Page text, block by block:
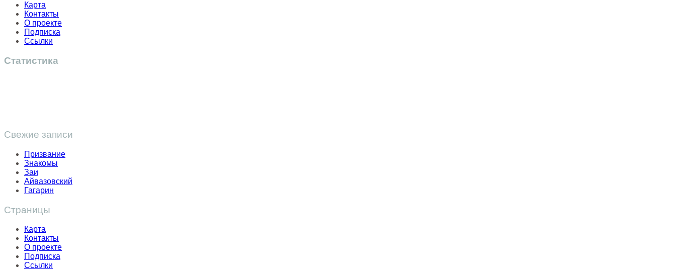
Карта
Контакты
О проекте
Подписка
Ссылки
Статистика
Свежие записи
Призвание
Знакомы
Заи
Айвазовский
Гагарин
Страницы
Карта
Контакты
О проекте
Подписка
Ссылки